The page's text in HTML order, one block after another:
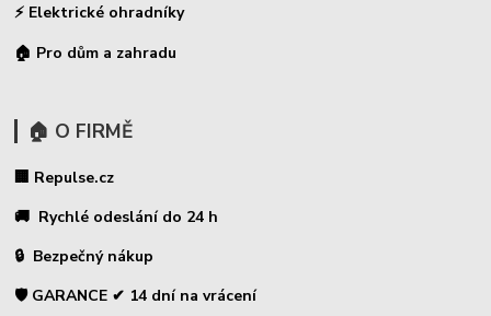
⚡ Elektrické ohradníky
🏠 Pro dům a zahradu
🏠 O FIRMĚ
🏢 Repulse.cz
🚚 Rychlé odeslání do 24 h
🔒 Bezpečný nákup
🛡️ GARANCE ✔ 14 dní na vrácení